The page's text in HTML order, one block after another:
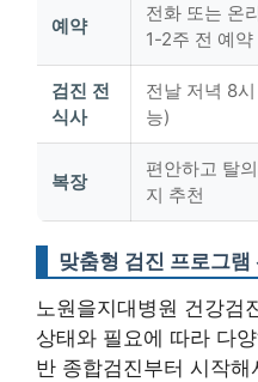
예약
전화 또는 온
1-2주 전 예약
검진 전
식사
전날 저녁 8
능)
복장
편안하고 탈
지 추천
맞춤형 검진 프로그램
노원을지대병원 건강검
상태와 필요에 따라 다
반 종합검진부터 시작